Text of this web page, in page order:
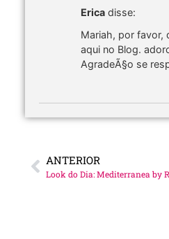
Erica disse:
Mariah, por favor,
aqui no Blog.
AgradeÃ§o se
ANTERIOR
Look do Dia: Mediterranea by